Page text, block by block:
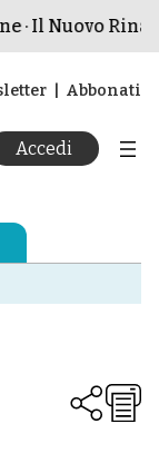
· Il Nuovo
Abbonati
Accedi